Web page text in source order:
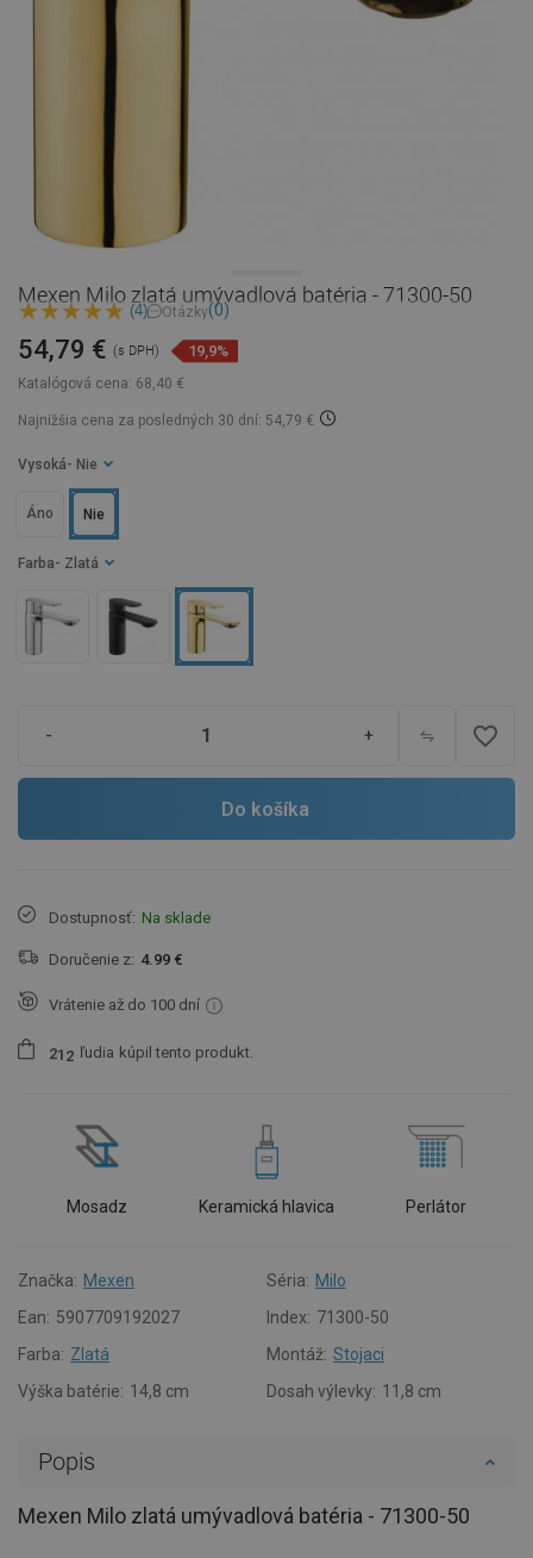
Mexen Milo zlatá umývadlová batéria - 71300-50
(4) Otázky(0)
Katalógová cena: 68,40 €
54,79 € (s DPH) 19,9%
Najnižšia cena za posledných 30 dní: 54,79 €
Farba - Zlatá
Vysoká - Nie
Nie
Áno
- + favorite_border
Do košíka
Dostupnosť: Na sklade
Doručenie z: 4.99 €
Vrátenie až do 100 dní
21 2 ľudia kúpil tento produkt.
Mosadz Keramická hlavica Perlátor
Značka: Mexen Séria: Milo
Ean: 5907709192027 Index: 71300-50
Farba: Zlatá Montáž: Stojaci
Výška batérie: 14,8 cm Dosah výlevky: 11,8 cm
Popis
Mexen Milo zlatá umývadlová batéria - 71300-50